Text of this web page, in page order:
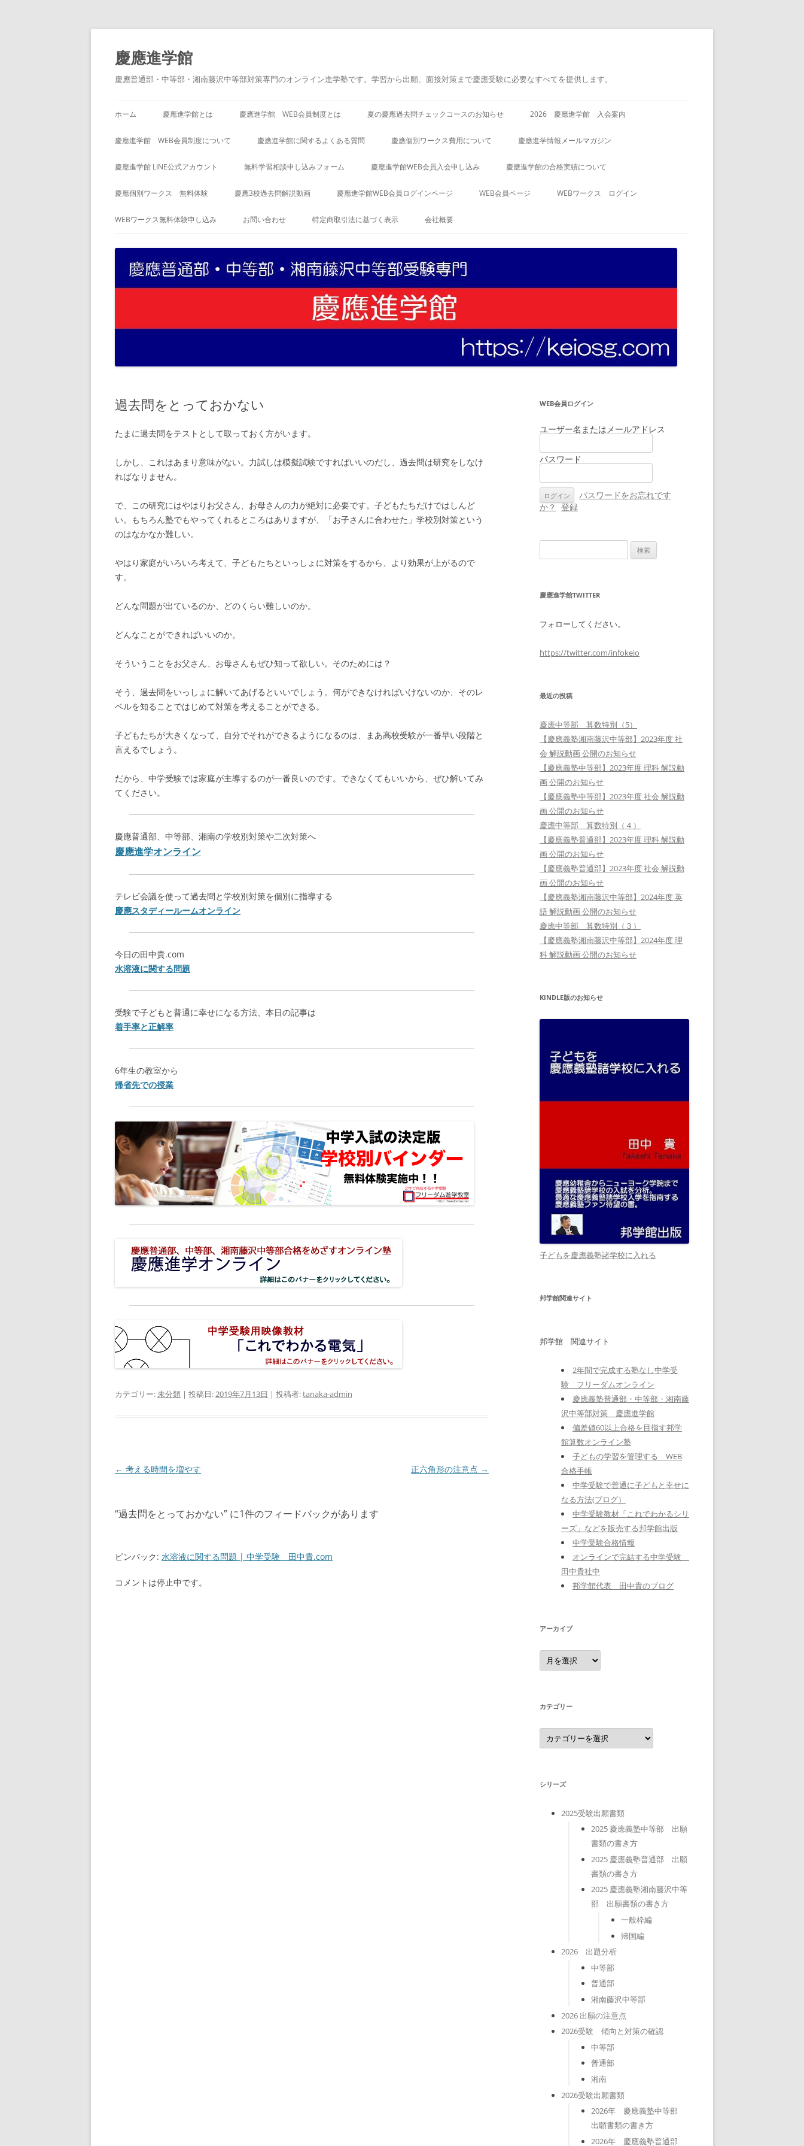
コ
テ
ン
ツ
へ
ス
慶應進学館
慶應普通部・中等部・湘南藤沢中等部対策専門のオンライン進学塾です。学習から出願、面接対策まで慶應受験に必要なすべてを提供します。
ホーム 慶應進学館とは 慶應進学館 WEB会員制度とは 夏の慶應過去問チェックコースのお知らせ 2026 慶應進学館 入会案内
慶應進学館 WEB会員制度について 慶應進学館に関するよくある質問 慶應個別ワークス費用について 慶應進学情報メールマガジン
慶應進学館 LINE公式アカウント 無料学習相談申し込みフォーム 慶應進学館WEB会員入会申し込み 慶應進学館の合格実績について
慶應個別ワークス 無料体験 慶應3校過去問解説動画 慶應進学館WEB会員ログインページ WEB会員ページ WEBワークス ログイン
WEBワークス無料体験申し込み お問い合わせ 特定商取引法に基づく表示 会社概要
過去問をとっておかない
たまに過去問をテストとして取っておく方がいます。
しかし、これはあまり意味がない。力試しは模擬試験ですればいいのだし、過去問は研究をしなけ
ればなりません。
で、この研究にはやはりお父さん、お母さんの力が絶対に必要です。子どもたちだけではしんど
い。もちろん塾でもやってくれるところはありますが、「お子さんに合わせた」学校別対策という
のはなかなか難しい。
やはり家庭がいろいろ考えて、子どもたちといっしょに対策をするから、より効果が上がるので
す。
どんな問題が出ているのか、どのくらい難しいのか。
どんなことができればいいのか。
そういうことをお父さん、お母さんもぜひ知って欲しい。そのためには？
そう、過去問をいっしょに解いてあげるといいでしょう。何ができなければいけないのか、そのレ
ベルを知ることではじめて対策を考えることができる。
子どもたちが大きくなって、自分でそれができるようになるのは、まあ高校受験が一番早い段階と
言えるでしょう。
だから、中学受験では家庭が主導するのが一番良いのです。できなくてもいいから、ぜひ解いてみ
てください。
慶應普通部、中等部、湘南の学校別対策や二次対策へ
慶應進学オンライン
テレビ会議を使って過去問と学校別対策を個別に指導する
慶應スタディールームオンライン
今日の田中貴.com
水溶液に関する問題
受験で子どもと普通に幸せになる方法、本日の記事は
着手率と正解率
6年生の教室から
帰省先での授業
カテゴリー:未分類 | 投稿日:2019年7月13日 | 投稿者:tanaka-admin
投
ビ
ー
ョ
← 考える時間を増やす 正六角形の注意点 →
“過去問をとっておかない” に1件のフィードバックがあります
ピンバック: 水溶液に関する問題 | 中学受験 田中貴.com
コメントは停止中です。
WEB会員ログイン
ユーザー名またはメールアドレス
パスワード
パスワードをお忘れです
か？ 登録
索:
慶應進学館TWITTER
フォローしてください。
https://twitter.com/infokeio
最近の投稿
慶應中等部 算数特別（5）
【慶應義塾湘南藤沢中等部】2023年度 社
会 解説動画 公開のお知らせ
【慶應義塾中等部】2023年度 理科 解説動
画 公開のお知らせ
【慶應義塾中等部】2023年度 社会 解説動
画 公開のお知らせ
慶應中等部 算数特別（４）
【慶應義塾普通部】2023年度 理科 解説動
画 公開のお知らせ
【慶應義塾普通部】2023年度 社会 解説動
画 公開のお知らせ
【慶應義塾湘南藤沢中等部】2024年度 英
語 解説動画 公開のお知らせ
慶應中等部 算数特別（３）
【慶應義塾湘南藤沢中等部】2024年度 理
科 解説動画 公開のお知らせ
KINDLE版のお知らせ
子どもを慶應義塾諸学校に入れる
邦学館関連サイト
邦学館 関連サイト
2年間で完成する塾なし中学受
験 フリーダムオンライン
慶應義塾普通部・中等部・湘南藤
沢中等部対策 慶應進学館
偏差値60以上合格を目指す邦学
館算数オンライン塾
子どもの学習を管理する WEB
合格手帳
中学受験で普通に子どもと幸せに
なる方法(ブログ）
中学受験教材「これでわかるシリ
ーズ」などを販売する邦学館出版
中学受験合格情報
オンラインで完結する中学受験
田中貴社中
邦学館代表 田中貴のブログ
アーカイブ
ア
ー
カ
カテゴリー
カ
テ
ゴ
シリーズ
2025受験出願書類
2025 慶應義塾中等部 出願
書類の書き方
2025 慶應義塾普通部 出願
書類の書き方
2025 慶應義塾湘南藤沢中等
部 出願書類の書き方
一般枠編
帰国編
2026 出題分析
中等部
普通部
湘南藤沢中等部
2026 出願の注意点
2026受験 傾向と対策の確認
中等部
普通部
湘南
2026受験出願書類
2026年 慶應義塾中等部
出願書類の書き方
2026年 慶應義塾普通部